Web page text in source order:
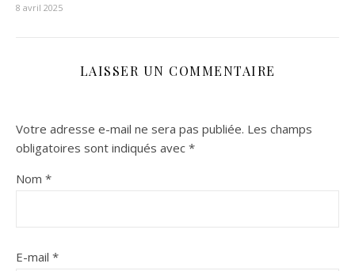
8 avril 2025
LAISSER UN COMMENTAIRE
Votre adresse e-mail ne sera pas publiée. Les champs
obligatoires sont indiqués avec *
Nom *
E-mail *